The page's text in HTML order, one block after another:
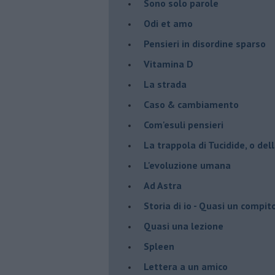
Sono solo parole
Odi et amo
Pensieri in disordine sparso
Vitamina D
La strada
Caso & cambiamento
Com'esuli pensieri
La trappola di Tucidide, o
L'evoluzione umana
Ad Astra
Storia di io - Quasi un
Quasi una lezione
Spleen
Lettera a un amico